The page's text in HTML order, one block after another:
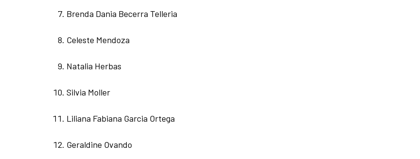
Brenda Dania Becerra Telleria
Celeste Mendoza
Natalia Herbas
Silvia Moller
Liliana Fabiana Garcia Ortega
Geraldine Ovando